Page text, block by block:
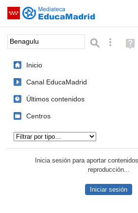
Saltar navegación
Palabra o frase: BúsquedaAyuda
(en
Inicio
Canal EducaMadrid
Últimos contenidos
Centros
Inicia sesión para aportar
reproducción...
Iniciar sesión